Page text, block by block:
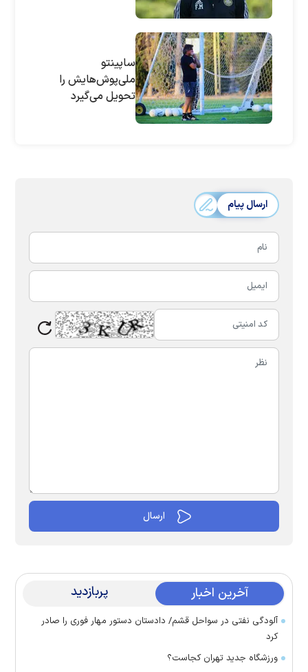
ساپینتو
ملی‌پوش‌هایش را
تحویل می‌گیرد
ارسال پیام
آخرین اخبار پربازدید
آلودگی نفتی در سواحل قشم/ دادستان دستور مهار فوری را صادر
کرد
ورزشگاه جدید تهران کجاست؟